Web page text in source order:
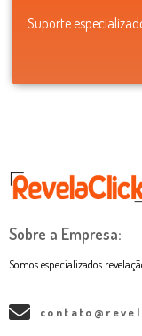
Suporte
Sobre a Empresa:
Somos especializados